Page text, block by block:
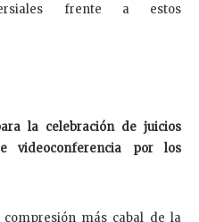
frente a estos
la celebración de juicios
videoconferencia por los
más cabal de la